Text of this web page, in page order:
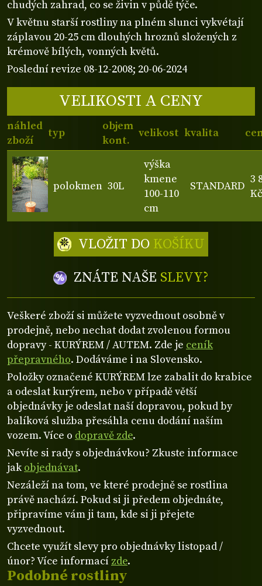
chudých zahrad, co se živin v půdě týče.
V květnu starší rostliny na plném slunci vykvétají
záplavou 20-25 cm dlouhých hroznů složených z
krémově bílých, vonných květů.
Poslední revize 08-12-2008; 20-06-2024
VELIKOSTI A CENY
náhled
zboží
typ
objem
kont.
velikost kvalita
polokmen 30L
výška
kmene
100-110
cm
STANDARD
3
Kč
ZNÁTE NAŠE SLEVY?
VLOŽIT DO KOŠÍKU
Podobné rostliny
Veškeré zboží si můžete vyzvednout osobně v
prodejně, nebo nechat dodat zvolenou formou
dopravy - KURÝREM / AUTEM. Zde je ceník
přepravného. Dodáváme i na Slovensko.
Položky označené KURÝREM lze zabalit do krabice
a odeslat kurýrem, nebo v případě větší
objednávky je odeslat naší dopravou, pokud by
balíková služba přesáhla cenu dodání naším
vozem. Více o dopravě zde.
Nevíte si rady s objednávkou? Zkuste informace
jakobjednávat.
Nezáleží na tom, ve které prodejně se rostlina
právě nachází. Pokud si ji předem objednáte,
připravíme vám ji tam, kde si ji přejete
vyzvednout.
Chcete využít slevy pro objednávky listopad /
únor? Více informací zde.